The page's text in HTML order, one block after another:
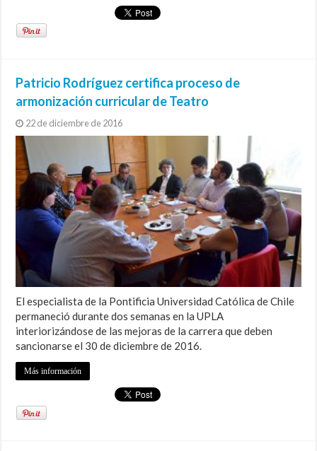
Patricio Rodríguez certifica proceso de
armonización curricular de Teatro
22 de diciembre de 2016
El especialista de la Pontificia Universidad Católica de Chile
permaneció durante dos semanas en la UPLA
interiorizándose de las mejoras de la carrera que deben
sancionarse el 30 de diciembre de 2016.
Más información